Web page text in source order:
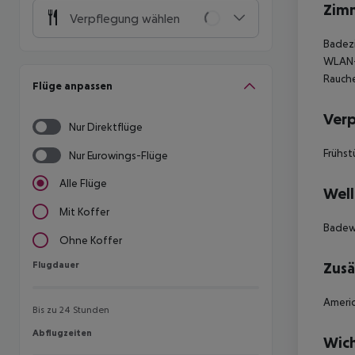
Verpflegung wählen
Flüge anpassen
Nur Direktflüge
Nur Eurowings-Flüge
Alle Flüge
Mit Koffer
Ohne Koffer
Flugdauer
Flugdauer
Bis zu 24 Stunden
Abflugzeiten
Abflugzeiten